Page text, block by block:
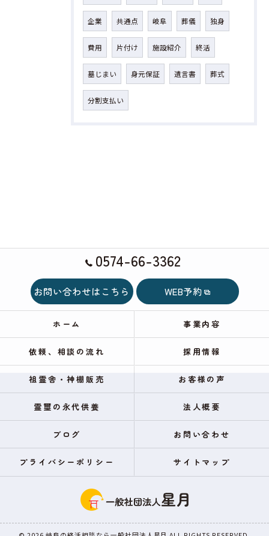
企業 共通点 岐阜 葬儀 独身
費用 片付け 施設紹介 終活
墓じまい 身元保証 遺言書 葬式
分割支払い
0574-66-3362
お問い合わせはこちら WEB予約
ホーム 事業内容
依頼、相談の流れ 採用情報
祖霊舎・神棚販売 お客様の声
霊璽の永代供養 法人概要
ブログ お問い合わせ
プライバシーポリシー サイトマップ